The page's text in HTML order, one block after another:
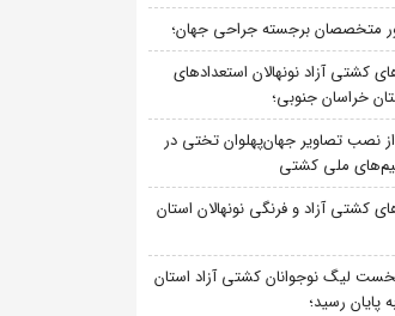
متخصصان برجسته جراحی جهان؛
کشتی آزاد نونهالان استعدادهای
خراسان جنوبی؛
نصب تصاویر جهان‌پهلوان تختی در
ملی کشتی
کشتی آزاد و فرنگی نونهالان استان
لیگ نوجوانان کشتی آزاد استان
پایان رسید؛